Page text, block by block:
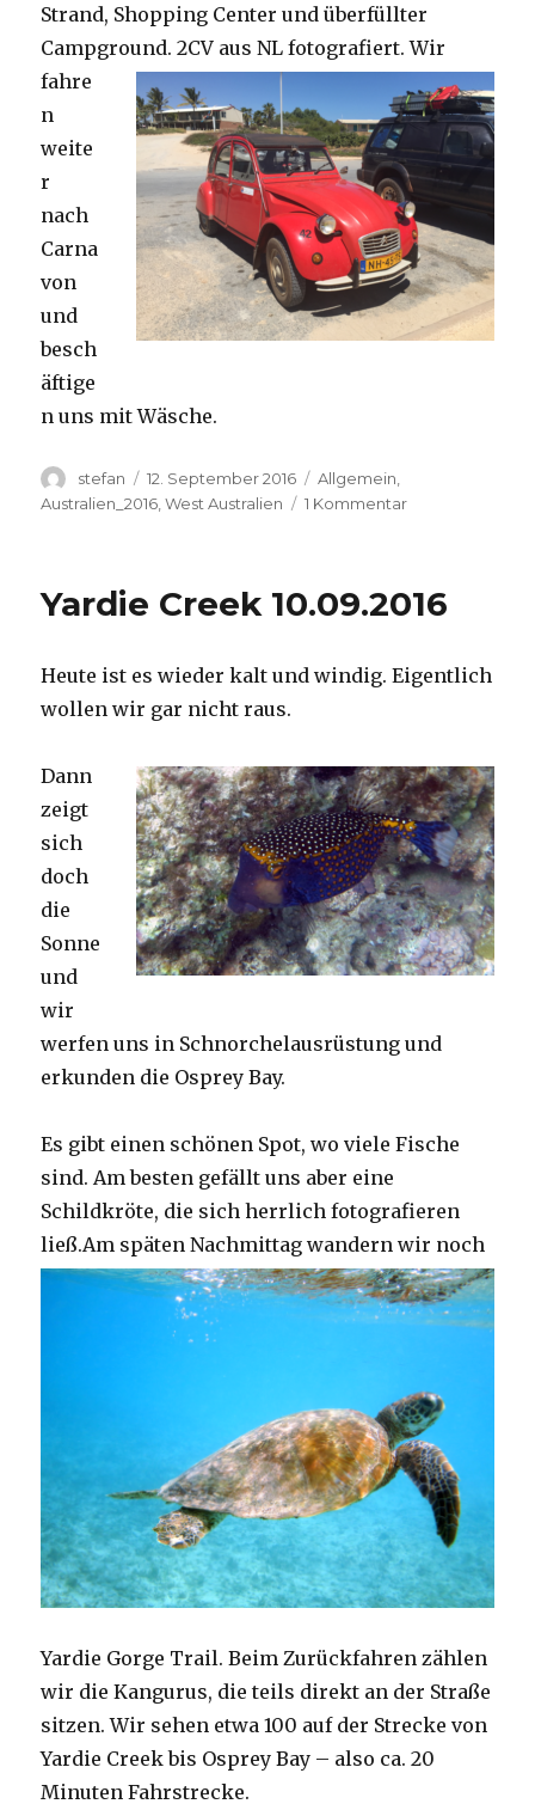
Strand, Shopping Center und überfüllter
Campground.2CV aus NL fotografiert. Wir
fahre
n
weite
r
nach
Carna
von
und
besch
äftige
n uns mit Wäsche.
Autor
stefan
Veröffentlicht
am
12. September 2016 Kategorien
Allgemein
Australien_2016 ,West Australien 1 Kommentarzu
Yardie Creek 10.09.2016
Heute ist es wieder kalt und windig. Eigentlich
wollen wir gar nicht raus.
Dann
zeigt
sich
doch
die
Sonne
und
wir
werfen uns in Schnorchelausrüstung und
erkunden die Osprey Bay.
Es gibt einen schönen Spot, wo viele Fische
sind. Am besten gefällt uns aber eine
Schildkröte, die sich herrlich fotografieren
ließ.Am späten Nachmittag wandern wir noch
Yardie Gorge Trail. Beim Zurückfahren zählen
wir die Kangurus, die teils direkt an der Straße
sitzen. Wir sehen etwa 100 auf der Strecke von
Yardie Creek bis Osprey Bay – also ca. 20
Minuten Fahrstrecke.